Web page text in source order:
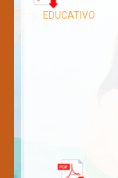
EDUCATIVO